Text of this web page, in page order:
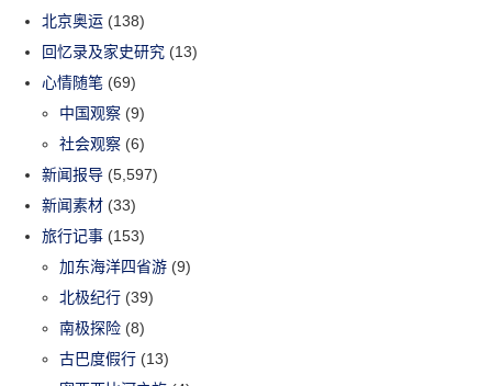
北京奥运 (138)
回忆录及家史研究 (13)
心情随笔 (69)
中国观察 (9)
社会观察 (6)
新闻报导 (5,597)
新闻素材 (33)
旅行记事 (153)
加东海洋四省游 (9)
北极纪行 (39)
南极探险 (8)
古巴度假行 (13)